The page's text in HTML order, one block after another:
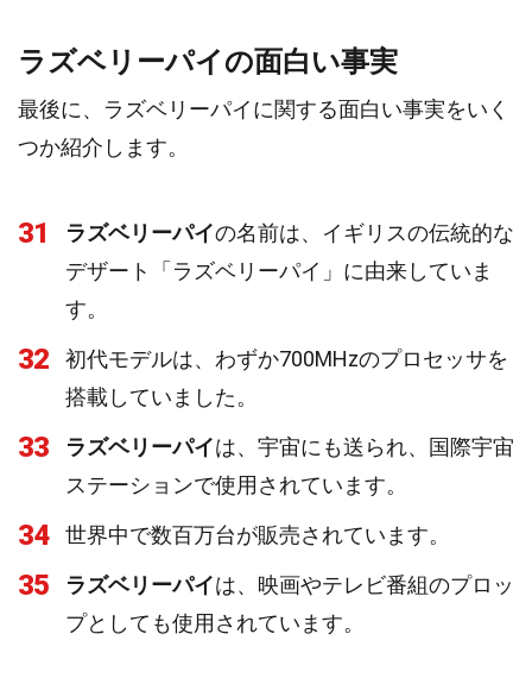
ラズベリーパイの面白い事実
最後に、ラズベリーパイに関する面白い事実をいく
つか紹介します。
31 ラズベリーパイの名前は、イギリスの伝統的な
デザート「ラズベリーパイ」に由来していま
す。
32
初代モデルは、わずか700MHzのプロセッサを
搭載していました。
33 ラズベリーパイは、宇宙にも送られ、国際宇宙
ステーションで使用されています。
34 世界中で数百万台が販売されています。
35 ラズベリーパイは、映画やテレビ番組のプロッ
プとしても使用されています。